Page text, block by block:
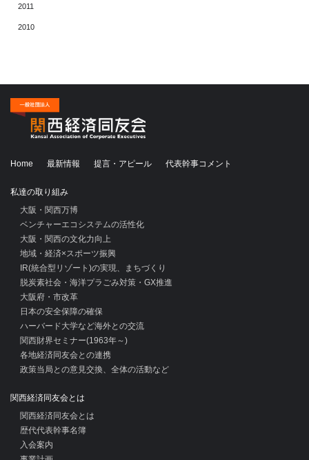
2011
2010
Home 最新情報 提言・アピール 代表幹事コメント
私達の取り組み
大阪・関西万博
ベンチャーエコシステムの活性化
大阪・関西の文化力向上
地域・経済×スポーツ振興
IR(統合型リゾート)の実現、まちづくり
脱炭素社会・海洋プラごみ対策・GX推進
大阪府・市改革
日本の安全保障の確保
ハーバード大学など海外との交流
関西財界セミナー(1963年～)
各地経済同友会との連携
政策当局との意見交換、全体の活動など
関西経済同友会とは
関西経済同友会とは
歴代代表幹事名簿
入会案内